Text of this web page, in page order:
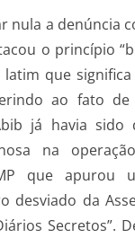
nula a denúncia
o princípio
que significa
ao fato
já havia sido
na
que apurou
desviado da
Secretos”.